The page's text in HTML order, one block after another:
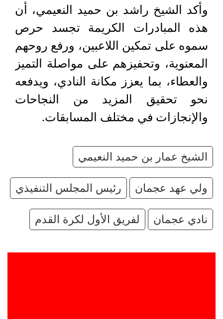
وأكد الشيخ راشد بن حميد النعيمي، أن
هذه المبادرات الكريمة تجسد حرص
سموه على تمكين اللاعبين، ورفع روحهم
المعنوية، وتحفيزهم على مواصلة التميز
والعطاء، بما يعزز مكانة النادي، ويدفعه
نحو تحقيق المزيد من النجاحات
والإنجازات في مختلف المسابقات.
الشيخ عمار بن حميد النعيمي
ولي عهد عجمان رئيس المجلس التنفيذي
نادي عجمان لفريق الأول لكرة القدم